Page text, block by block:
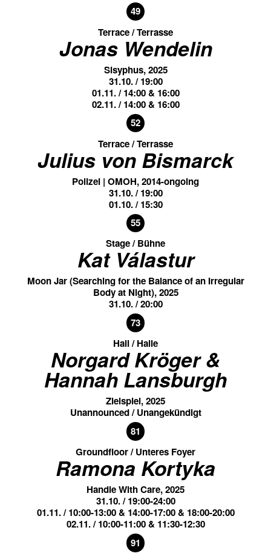
49
Terrace / Terrasse
Jonas Wendelin
Sisyphus, 2025
31.10. / 19:00
01.11. / 14:00 & 16:00
02.11. / 14:00 & 16:00
52
Terrace / Terrasse
Julius von Bismarck
Polizei | OMOH, 2014-ongoing
31.10. / 19:00
01.10. / 15:30
55
Stage / Bühne
Kat Válastur
Moon Jar (Searching for the Balance of an Irregular
Body at Night), 2025
31.10. / 20:00
73
Hall / Halle
Norgard Kröger &
Hannah Lansburgh
Zielspiel, 2025
Unannounced / Unangekündigt
81
Groundfloor / Unteres Foyer
Ramona Kortyka
Handle With Care, 2025
31.10. / 19:00-24:00
01.11. / 10:00-13:00 & 14:00-17:00 & 18:00-20:00
02.11. / 10:00-11:00 & 11:30-12:30
91